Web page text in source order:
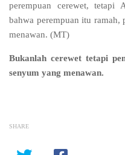
perempuan cerewet, tetapi
bahwa perempuan itu ramah,
menawan. (MT)
Bukanlah cerewet tetapi
senyum yang menawan.
SHARE